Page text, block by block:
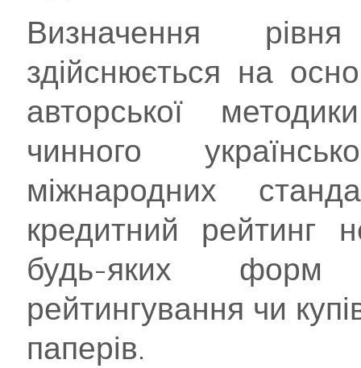
Визначення
здійснюється на
авторської
чинного
міжнародних
кредитний рейтинг
будь-яких форм
рейтингування чи
паперів.